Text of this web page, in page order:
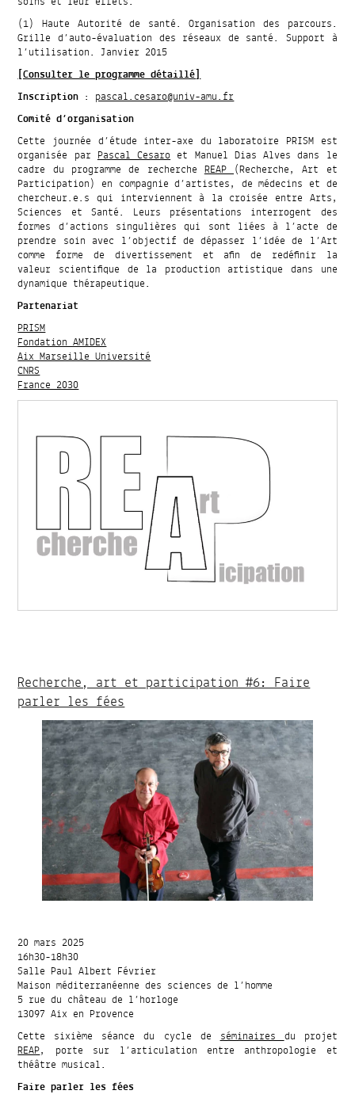
(1) Haute Autorité de santé. Organisation des parcours.
Grille d’auto-évaluation des réseaux de santé. Support à
l’utilisation. Janvier 2015
[Consulter le programme détaillé]
Inscription : pascal.cesaro@univ-amu.fr
Comité d’organisation
Cette journée d’étude inter-axe du laboratoire PRISM est
organisée parPascal Cesaroet Manuel Dias Alves dans le
cadre du programme de rechercheREAP(Recherche, Art et
Participation) en compagnie d’artistes, de médecins et de
chercheur.e.s qui interviennent à la croisée entre Arts,
Sciences et Santé. Leurs présentations interrogent des
formes d’actions singulières qui sont liées à l’acte de
prendre soin avec l’objectif de dépasser l’idée de l’Art
comme forme de divertissement et afin de redéfinir la
valeur scientifique de la production artistique dans une
dynamique thérapeutique.
Partenariat
PRISM
Fondation AMIDEX
Aix Marseille Université
CNRS
France 2030
Recherche, art et participation #6: Faire
parler les fées
20 mars 2025
16h30-18h30
Salle Paul Albert Février
Maison méditerranéenne des sciences de l’homme
5 rue du château de l’horloge
13097 Aix en Provence
Cette sixième séance du cycle deséminairesdu projet
REAP, porte sur l’articulation entre anthropologie et
théâtre musical.
Faire parler les fées